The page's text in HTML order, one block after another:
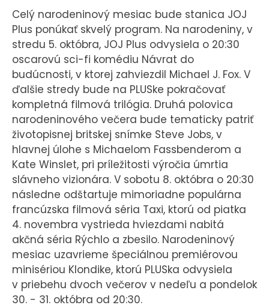
Celý narodeninový mesiac bude stanica JOJ
Plus ponúkať skvelý program. Na narodeniny, v
stredu 5. októbra, JOJ Plus odvysiela o 20:30
oscarovú sci-fi komédiu Návrat do
budúcnosti, v ktorej zahviezdil Michael J. Fox. V
ďalšie stredy bude na PLUSke pokračovať
kompletná filmová trilógia. Druhá polovica
narodeninového večera bude tematicky patriť
životopisnej britskej snímke Steve Jobs, v
hlavnej úlohe s Michaelom Fassbenderom a
Kate Winslet, pri príležitosti výročia úmrtia
slávneho vizionára. V sobotu 8. októbra o 20:30
následne odštartuje mimoriadne populárna
francúzska filmová séria Taxi, ktorú od piatka
4. novembra vystrieda hviezdami nabitá
akčná séria Rýchlo a zbesilo. Narodeninový
mesiac uzavrieme špeciálnou premiérovou
minisériou Klondike, ktorú PLUSka odvysiela
v priebehu dvoch večerov v nedeľu a pondelok
30. - 31. októbra od 20:30.